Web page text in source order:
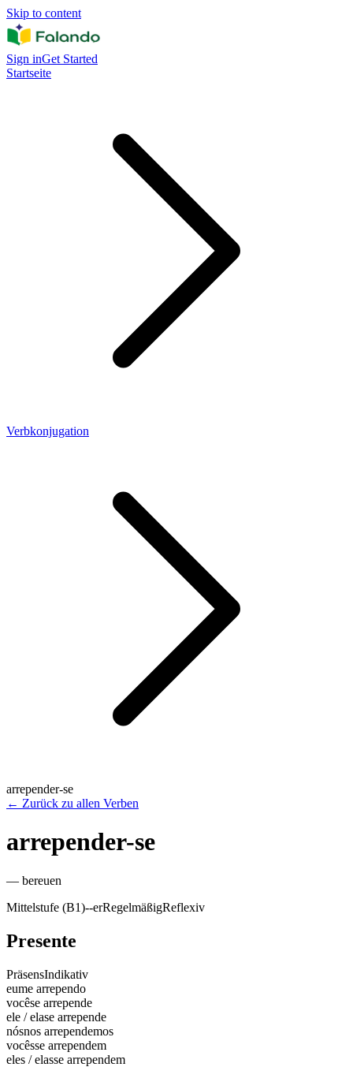
Skip to content
Sign inGet Started
Startseite
Verbkonjugation
arrepender-se
← Zurück zu allen Verben
arrepender-se
— bereuen
Mittelstufe (B1)--erRegelmäßigReflexiv
Presente
PräsensIndikativ
eume arrependo
vocêse arrepende
ele / elase arrepende
nósnos arrependemos
vocêsse arrependem
eles / elasse arrependem